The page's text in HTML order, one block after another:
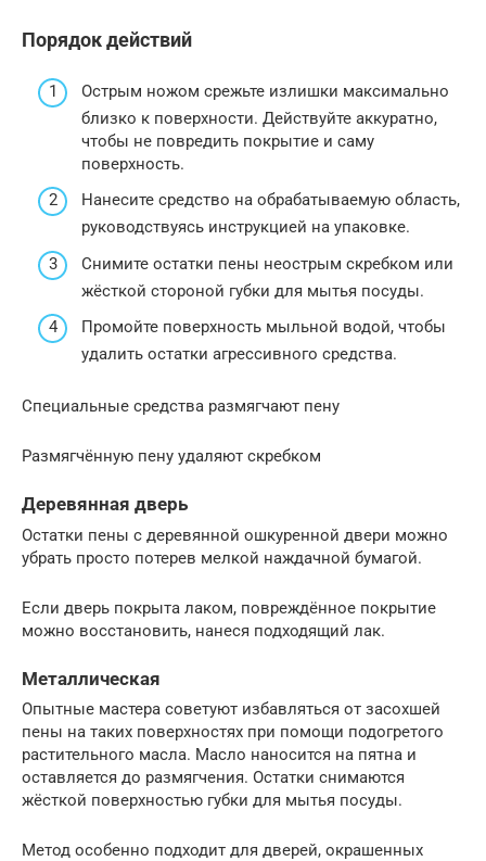
Порядок действий
Острым ножом срежьте излишки максимально
близко к поверхности. Действуйте аккуратно,
чтобы не повредить покрытие и саму
поверхность.
Нанесите средство на обрабатываемую область,
руководствуясь инструкцией на упаковке.
Снимите остатки пены неострым скребком или
жёсткой стороной губки для мытья посуды.
Промойте поверхность мыльной водой, чтобы
удалить остатки агрессивного средства.
Специальные средства размягчают пену
Размягчённую пену удаляют скребком
Деревянная дверь
Остатки пены с деревянной ошкуренной двери можно
убрать просто потерев мелкой наждачной бумагой.
Если дверь покрыта лаком, повреждённое покрытие
можно восстановить, нанеся подходящий лак.
Металлическая
Опытные мастера советуют избавляться от засохшей
пены на таких поверхностях при помощи подогретого
растительного масла. Масло наносится на пятна и
оставляется до размягчения. Остатки снимаются
жёсткой поверхностью губки для мытья посуды.
Метод особенно подходит для дверей, окрашенных